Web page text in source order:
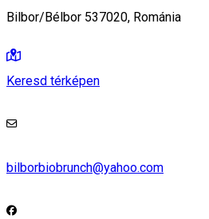
Bilbor/Bélbor 537020, Románia
Keresd térképen
bilborbiobrunch@yahoo.com